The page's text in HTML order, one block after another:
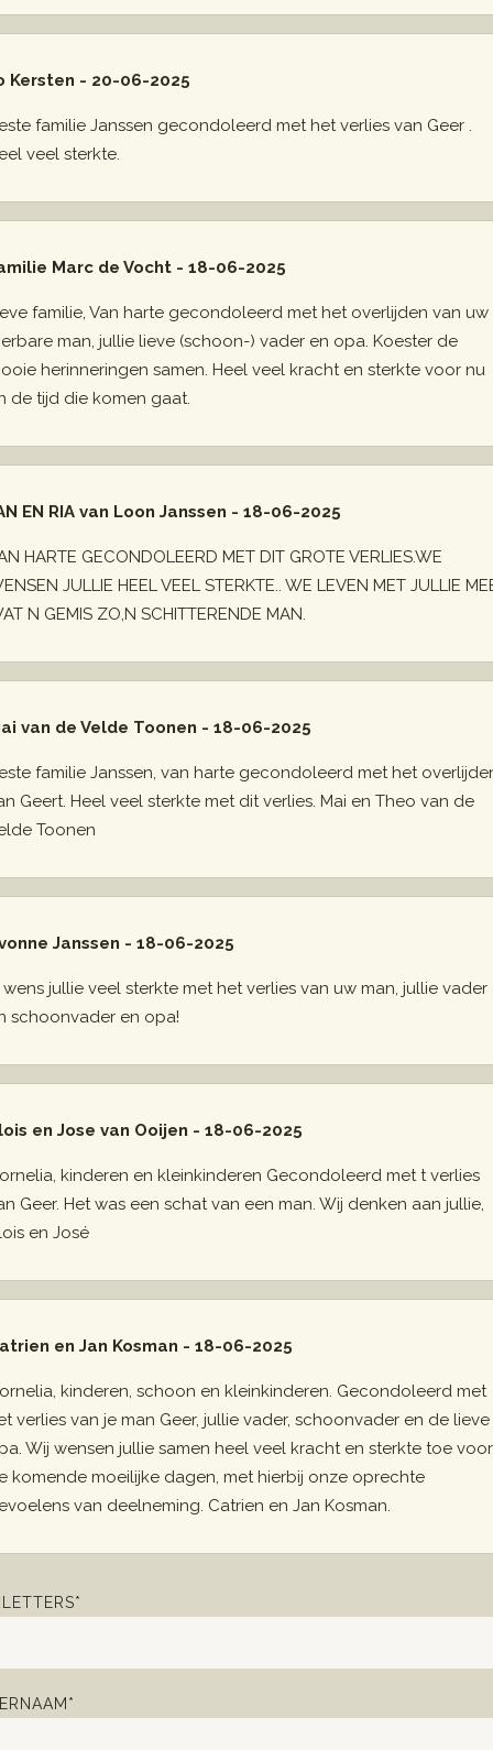
Kersten - 20-06-2025
familie Janssen gecondoleerd met het verlies van Geer .
veel sterkte.
Marc de Vocht - 18-06-2025
familie, Van harte gecondoleerd met het overlijden van uw
man, jullie lieve (schoon-) vader en opa. Koester de
herinneringen samen. Heel veel kracht en sterkte voor nu
de tijd die komen gaat.
EN RIA van Loon Janssen - 18-06-2025
HARTE GECONDOLEERD MET DIT GROTE VERLIES.WE
JULLIE HEEL VEEL STERKTE.. WE LEVEN MET JULLIE
N GEMIS ZO,N SCHITTERENDE MAN.
van de Velde Toonen - 18-06-2025
familie Janssen, van harte gecondoleerd met het
Geert. Heel veel sterkte met dit verlies. Mai en Theo van de
Toonen
Janssen - 18-06-2025
wens jullie veel sterkte met het verlies van uw man, jullie vader
schoonvader en opa!
en Jose van Ooijen - 18-06-2025
kinderen en kleinkinderen Gecondoleerd met t verlies
Geer. Het was een schat van een man. Wij denken aan jullie,
en José
en Jan Kosman - 18-06-2025
kinderen, schoon en kleinkinderen. Gecondoleerd met
verlies van je man Geer, jullie vader, schoonvader en de lieve
Wij wensen jullie samen heel veel kracht en sterkte toe voor
komende moeilijke dagen, met hierbij onze oprechte
van deelneming. Catrien en Jan Kosman.